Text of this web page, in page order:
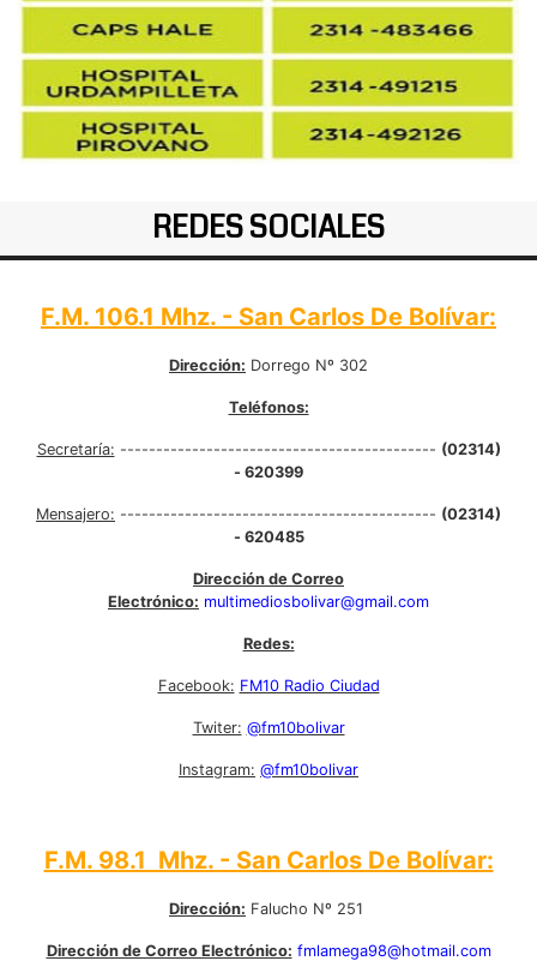
REDES SOCIALES
F.M. 106.1 Mhz. - San Carlos De Bolívar:
Dirección: Dorrego Nº 302
Teléfonos:
Secretaría: -------------------------------------------- (02314)
- 620399
Mensajero: -------------------------------------------- (02314)
- 620485
Dirección de Correo
Electrónico: multimediosbolivar@gmail.com
Redes:
Facebook: FM10 Radio Ciudad
Twiter: @fm10bolivar
Instagram: @fm10bolivar
F.M. 98.1 Mhz. - San Carlos De Bolívar:
Dirección: Falucho Nº 251
Dirección de Correo Electrónico: fmlamega98@hotmail.com